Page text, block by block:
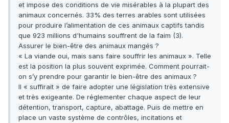
et impose des conditions de vie misérables à la plupart des
animaux concernés. 33% des terres arables sont utilisées
pour produire l’alimentation de ces animaux captifs tandis
que 923 millions d'humains souffrent de la faim (3).
Assurer le bien-être des animaux mangés ?
« La viande oui, mais sans faire souffrir les animaux ». Telle
est la position la plus souvent exprimée. Comment pourrait-
on s’y prendre pour garantir le bien-être des animaux ?
Il « suffirait » de faire adopter une législation très extensive
et très exigeante. De réglementer chaque aspect de leur
détention, transport, capture, abattage. Puis de mettre en
place un vaste système de contrôles, incitations et